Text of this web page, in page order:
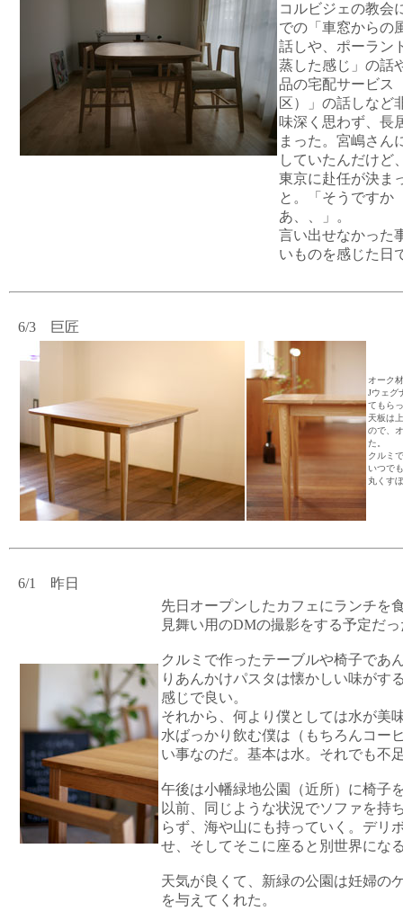
コルビジェの教会
での「車窓からの
話しや、ポーラン
蒸した感じ」の話
品の宅配サービス
区）」の話しなど
味深く思わず、長
まった。宮嶋さん
していたんだけど
東京に赴任が決ま
と。「そうですか
あ、、」。
言い出せなかった
いものを感じた日
6/3 巨匠
オーク
Jウェグ
てもら
天板は
ので、
た。
クルミ
いつで
丸くす
6/1 昨日
先日オープンしたカフェにランチを
見舞い用のDMの撮影をする予定だ
クルミで作ったテーブルや椅子であ
りあんかけパスタは懐かしい味がす
感じで良い。
それから、何より僕としては水が美
水ばっかり飲む僕は（もちろんコー
い事なのだ。基本は水。それでも不
午後は小幡緑地公園（近所）に椅子
以前、同じような状況でソファを持
らず、海や山にも持っていく。デリ
せ、そしてそこに座ると別世界にな
天気が良くて、新緑の公園は妊婦の
を与えてくれた。